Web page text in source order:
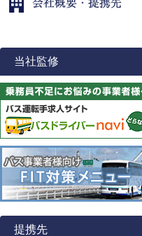
当社監修
提携先